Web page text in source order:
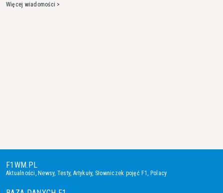
Więcej wiadomości >
F1WM.PL
Aktualności,Newsy, Testy, Artykuły, Słowniczek pojęć F1, Polacy